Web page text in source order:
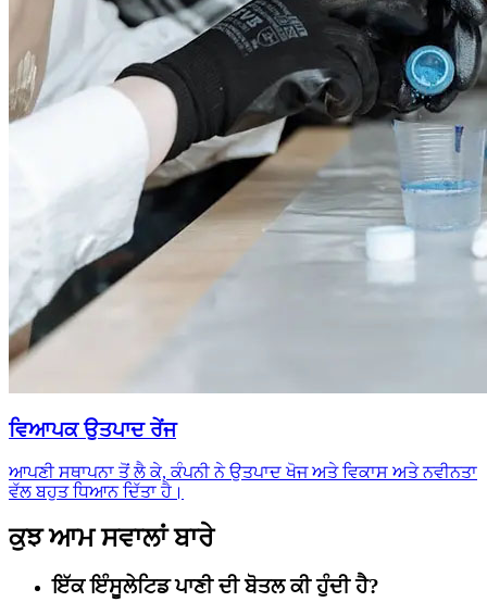
ਵਿਆਪਕ ਉਤਪਾਦ ਰੇਂਜ
ਆਪਣੀ ਸਥਾਪਨਾ ਤੋਂ ਲੈ ਕੇ, ਕੰਪਨੀ ਨੇ ਉਤਪਾਦ ਖੋਜ ਅਤੇ ਵਿਕਾਸ ਅਤੇ ਨਵੀਨਤਾ
ਵੱਲ ਬਹੁਤ ਧਿਆਨ ਦਿੱਤਾ ਹੈ।
ਕੁਝ ਆਮ ਸਵਾਲਾਂ ਬਾਰੇ
ਇੱਕ ਇੰਸੂਲੇਟਿਡ ਪਾਣੀ ਦੀ ਬੋਤਲ ਕੀ ਹੁੰਦੀ ਹੈ?